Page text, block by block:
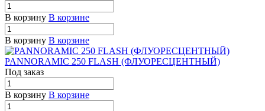
В корзину В корзине
В корзину В корзине
PANNORAMIC 250 FLASH (ФЛУОРЕСЦЕНТНЫЙ)
Под заказ
В корзину В корзине